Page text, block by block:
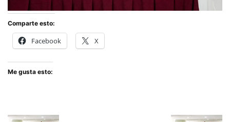
Comparte esto:
Facebook X
Me gusta esto: